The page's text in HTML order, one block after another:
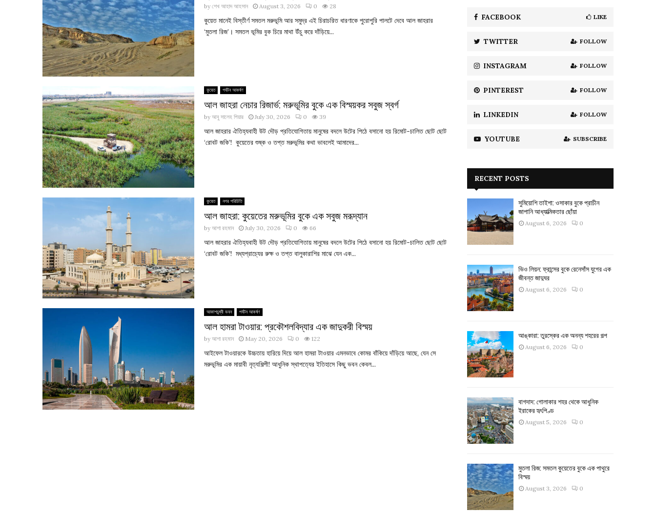
byশেখ আহাদ আহসান August 3, 2026 0 28
কুয়েত মানেই বিস্তীর্ণ সমতল মরুভূমি আর সমুদ্র এই চিরাচরিত ধারণাকে পুরোপুরি পালটে দেবে আল জাহরার
‘মুতলা রিজ’। সমতল ভূমির বুক চিরে মাথা উঁচু করে দাঁড়িয়ে...
কুয়েত পর্যটন আকর্ষণ
আল জাহরা নেচার রিজার্ভ: মরুভূমির বুকে এক বিস্ময়কর সবুজ স্বর্গ
byআবু সালেহ পিয়ার July 30, 2026 0 39
আল জাহরার ঐতিহ্যবাহী উট দৌড় প্রতিযোগিতায় মানুষের বদলে উটের পিঠে বসানো হয় রিমোট-চালিত ছোট ছোট
‘রোবট জকি’! কুয়েতের শুষ্ক ও তপ্ত মরুভূমির কথা ভাবলেই আমাদের...
কুয়েত নগর পরিচিতি
আল জাহরা: কুয়েতের মরুভূমির বুকে এক সবুজ মরূদ্যান
byআশা রহমান July 30, 2026 0 66
আল জাহরার ঐতিহ্যবাহী উট দৌড় প্রতিযোগিতায় মানুষের বদলে উটের পিঠে বসানো হয় রিমোট-চালিত ছোট ছোট
‘রোবট জকি’! মধ্যপ্রাচ্যের রুক্ষ ও তপ্ত বালুকারাশির মাঝে যেন এক...
আকাশচুম্বী ভবন পর্যটন আকর্ষণ
আল হামরা টাওয়ার: প্রকৌশলবিদ্যার এক জাদুকরী বিস্ময়
byআশা রহমান May 20, 2026 0 122
আইফেল টাওয়ারকে উচ্চতায় হারিয়ে দিয়ে আল হামরা টাওয়ার এমনভাবে কোমর বাঁকিয়ে দাঁড়িয়ে আছে, যেন সে
মরুভূমির এক মায়াবী নৃত্যশিল্পী! আধুনিক স্থাপত্যের ইতিহাসে কিছু ভবন কেবল...
C
H
FACEBOOK LIKE
TWITTER FOLLOW
INSTAGRAM FOLLOW
PINTEREST FOLLOW
LINKEDIN FOLLOW
YOUTUBE SUBSCRIBE
RECENT POSTS
সুমিয়োশি তাইশা: ওসাকার বুকে প্রাচীন
জাপানি আধ্যাত্মিকতার ছোঁয়া
August 6, 2026 0
ভিও লিয়ন: ফ্রান্সের বুকে রেনেসাঁস যুগের এক
জীবন্ত জাদুঘর
August 6, 2026 0
আঙ্কারা: তুরস্কের এক অনন্য শহরের গল্প
August 6, 2026 0
বাগদাদ: গোলাকার শহর থেকে আধুনিক
ইরাকের হৃৎপিণ্ড
August 5, 2026 0
মুতলা রিজ: সমতল কুয়েতের বুকে এক পাথুরে
বিস্ময়
August 3, 2026 0